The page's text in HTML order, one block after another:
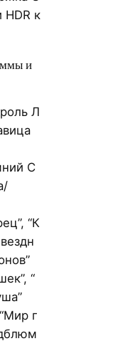
HDR к
и
Л
С
“К
“
г